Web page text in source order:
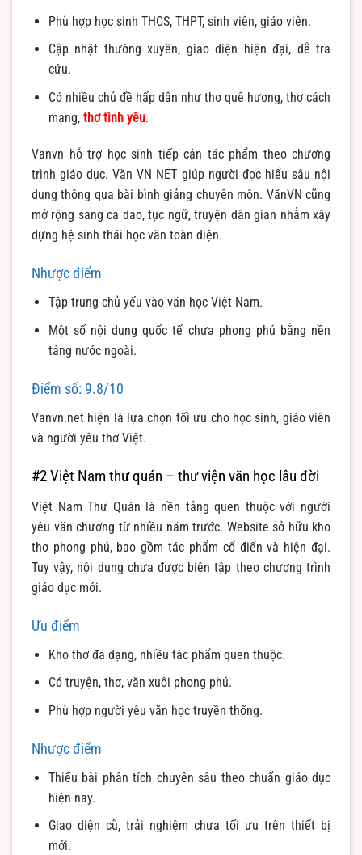
Phù hợp học sinh THCS, THPT, sinh viên, giáo viên.
Cập nhật thường xuyên, giao diện hiện đại, dễ tra
cứu.
Có nhiều chủ đề hấp dẫn như thơ quê hương, thơ cách
mạng, thơ tình yêu.
Vanvn hỗ trợ học sinh tiếp cận tác phẩm theo chương
trình giáo dục. Văn VN NET giúp người đọc hiểu sâu nội
dung thông qua bài bình giảng chuyên môn. VănVN cũng
mở rộng sang ca dao, tục ngữ, truyện dân gian nhằm xây
dựng hệ sinh thái học văn toàn diện.
Nhược điểm
Tập trung chủ yếu vào văn học Việt Nam.
Một số nội dung quốc tế chưa phong phú bằng nền
tảng nước ngoài.
Điểm số: 9.8/10
Vanvn.net hiện là lựa chọn tối ưu cho học sinh, giáo viên
và người yêu thơ Việt.
#2 Việt Nam thư quán – thư viện văn học lâu đời
Việt Nam Thư Quán là nền tảng quen thuộc với người
yêu văn chương từ nhiều năm trước. Website sở hữu kho
thơ phong phú, bao gồm tác phẩm cổ điển và hiện đại.
Tuy vậy, nội dung chưa được biên tập theo chương trình
giáo dục mới.
Ưu điểm
Kho thơ đa dạng, nhiều tác phẩm quen thuộc.
Có truyện, thơ, văn xuôi phong phú.
Phù hợp người yêu văn học truyền thống.
Nhược điểm
Thiếu bài phân tích chuyên sâu theo chuẩn giáo dục
hiện nay.
Giao diện cũ, trải nghiệm chưa tối ưu trên thiết bị
mới.